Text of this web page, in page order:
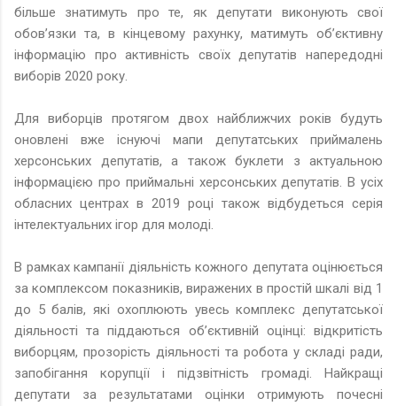
більше знатимуть про те, як депутати виконують свої
обов’язки та, в кінцевому рахунку, матимуть об’єктивну
інформацію про активність своїх депутатів напередодні
виборів 2020 року.
Для виборців протягом двох найближчих років будуть
оновлені вже існуючі мапи депутатських приймалень
херсонських депутатів, а також буклети з актуальною
інформацією про приймальні херсонських депутатів. В усіх
обласних центрах в 2019 році також відбудеться серія
інтелектуальних ігор для молоді.
В рамках кампанії діяльність кожного депутата оцінюється
за комплексом показників, виражених в простій шкалі від 1
до 5 балів, які охоплюють увесь комплекс депутатської
діяльності та піддаються об’єктивній оцінці: відкритість
виборцям, прозорість діяльності та робота у складі ради,
запобігання корупції і підзвітність громаді. Найкращі
депутати за результатами оцінки отримують почесні